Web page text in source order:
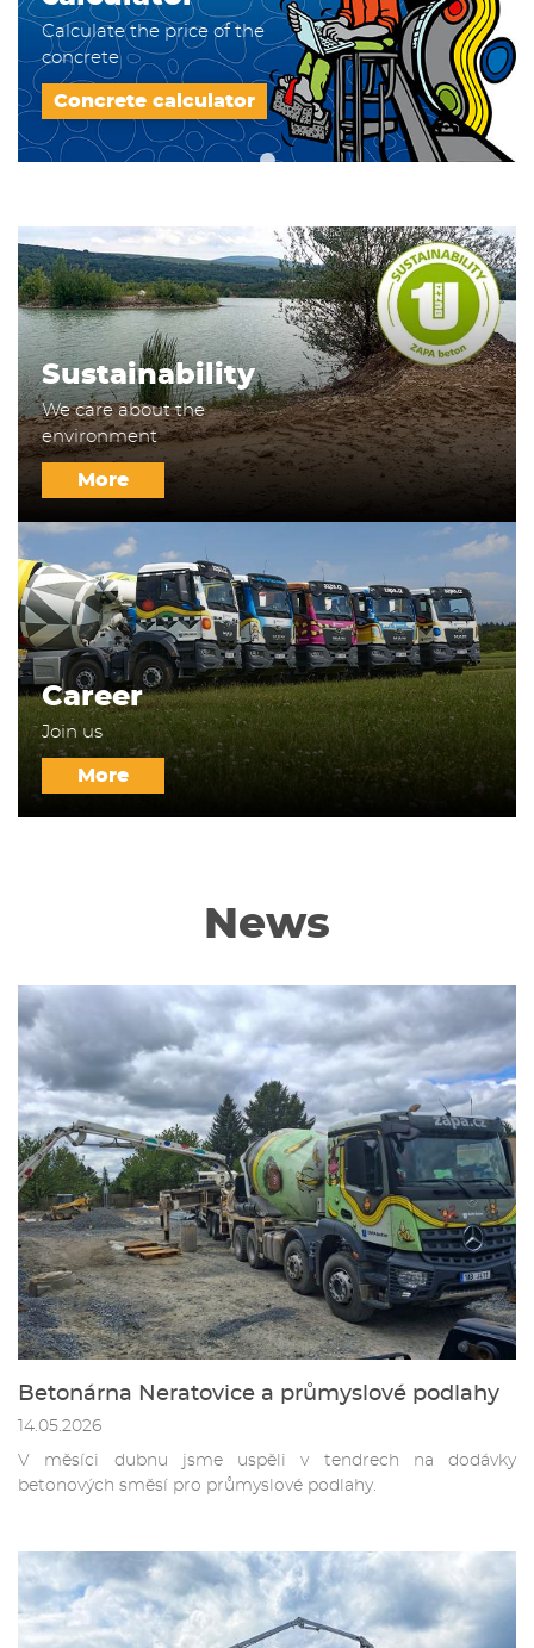
Calculate the price of the
concrete
Concrete calculator
Sustainability
We care about the
environment
More
Career
Join us
More
News
Betonárna Neratovice a průmyslové podlahy
14.05.2026
V měsíci dubnu jsme uspěli v tendrech na dodávky
betonových směsí pro průmyslové podlahy.